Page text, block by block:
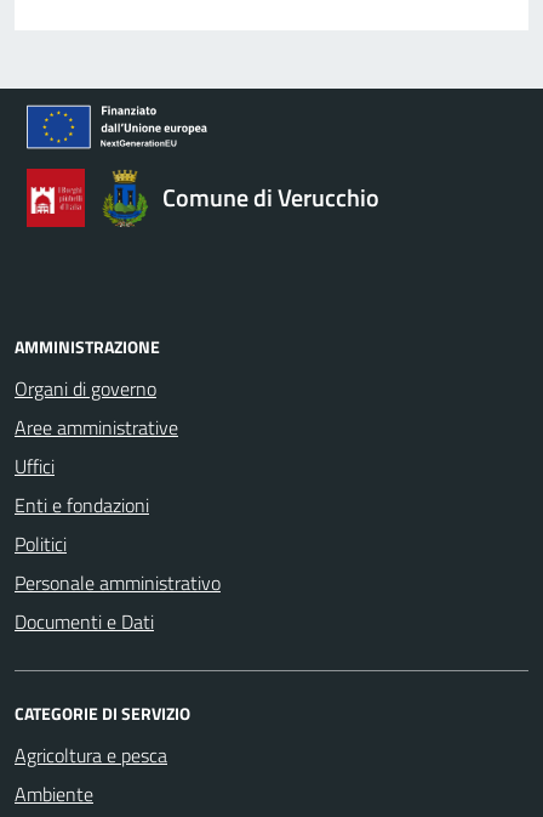
Comune di Verucchio
AMMINISTRAZIONE
Organi di governo
Aree amministrative
Uffici
Enti e fondazioni
Politici
Personale amministrativo
Documenti e Dati
CATEGORIE DI SERVIZIO
Agricoltura e pesca
Ambiente